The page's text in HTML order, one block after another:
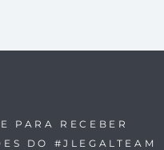
PARA RECEBER
DO #JLEGALTEAM